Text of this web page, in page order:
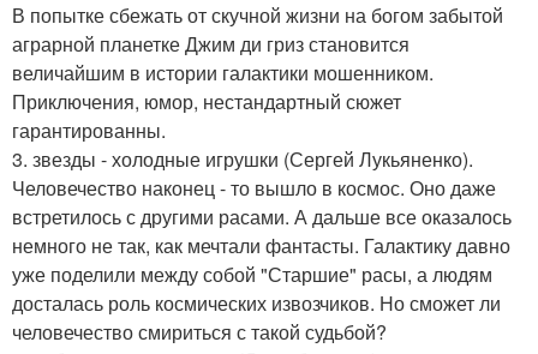
В попытке сбежать от скучной жизни на богом забытой
аграрной планетке Джим ди гриз становится
величайшим в истории галактики мошенником.
Приключения, юмор, нестандартный сюжет
гарантированны.
3. звезды - холодные игрушки (Сергей Лукьяненко).
Человечество наконец - то вышло в космос. Оно даже
встретилось с другими расами. А дальше все оказалось
немного не так, как мечтали фантасты. Галактику давно
уже поделили между собой "Старшие" расы, а людям
досталась роль космических извозчиков. Но сможет ли
человечество смириться с такой судьбой?